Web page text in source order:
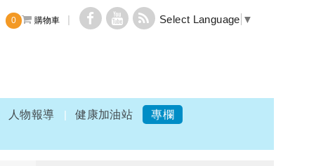
0 購物車 Select Language ▼
人物報導 健康加油站
專欄